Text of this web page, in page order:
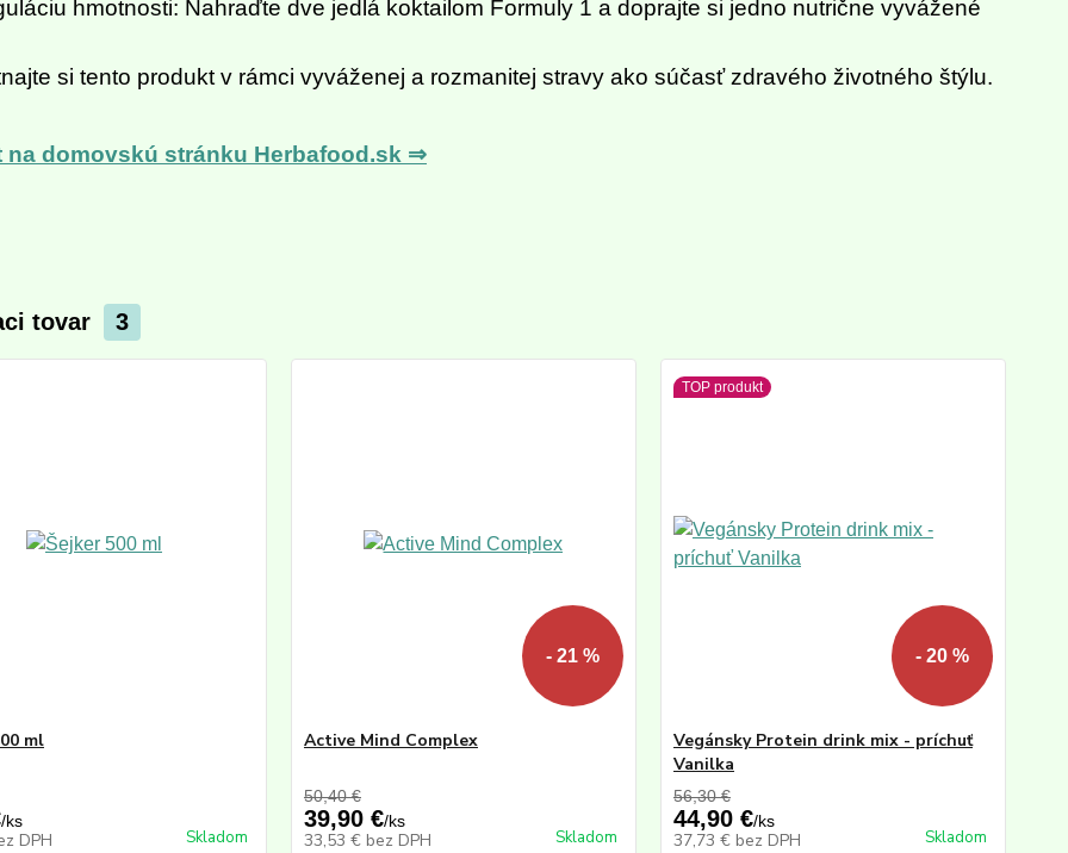
hmotnosti: Nahraďte dve jedlá koktailom Formuly 1 a doprajte si jedno nutrične vyvážené
si tento produkt v rámci vyváženej a rozmanitej stravy ako súčasť zdravého životného štýlu.
na domovskú stránku Herbafood.sk ⇒
tovar 3
ml
/ks
DPH Skladom
- 21 %
Active Mind Complex
50,40 €
39,90 €/ks
33,53 € bez DPH Skladom
TOP produkt
- 20 %
Vegánsky Protein drink mix - príchuť
Vanilka
56,30 €
44,90 €/ks
37,73 € bez DPH Skladom